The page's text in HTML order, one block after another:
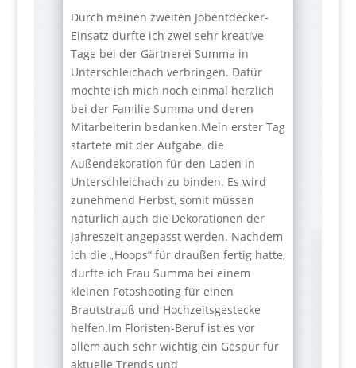
Durch meinen zweiten Jobentdecker-
Einsatz durfte ich zwei sehr kreative
Tage bei der Gärtnerei Summa in
Unterschleichach verbringen. Dafür
möchte ich mich noch einmal herzlich
bei der Familie Summa und deren
Mitarbeiterin bedanken.Mein erster Tag
startete mit der Aufgabe, die
Außendekoration für den Laden in
Unterschleichach zu binden. Es wird
zunehmend Herbst, somit müssen
natürlich auch die Dekorationen der
Jahreszeit angepasst werden. Nachdem
ich die „Hoops“ für draußen fertig hatte,
durfte ich Frau Summa bei einem
kleinen Fotoshooting für einen
Brautstrauß und Hochzeitsgestecke
helfen.Im Floristen-Beruf ist es vor
allem auch sehr wichtig ein Gespür für
aktuelle Trends und